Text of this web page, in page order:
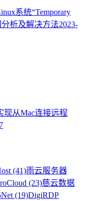
系统“Temporary
分析及解决方法2023-
现从Mac连接远程
(41)雨云服务器
(23)慈云数据
(19)DigiRDP